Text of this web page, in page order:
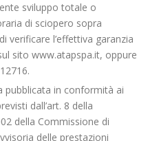
sviluppo totale o
di sciopero sopra
verificare l’effettiva garanzia
sito www.atapspa.it, oppure
pubblicata in conformità ai
dall’art. 8 della
della Commissione di
delle prestazioni